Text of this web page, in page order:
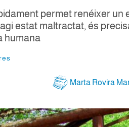
permet renéixer un
estat maltractat, és
humana
Marta Rovira